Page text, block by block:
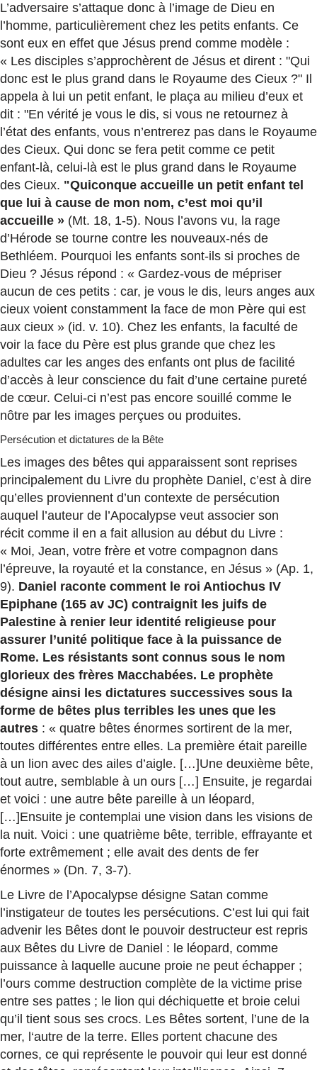
L’adversaire s’attaque donc à l’image de Dieu en
l’homme, particulièrement chez les petits enfants. Ce
sont eux en effet que Jésus prend comme modèle :
« Les disciples s’approchèrent de Jésus et dirent : "Qui
donc est le plus grand dans le Royaume des Cieux ?" Il
appela à lui un petit enfant, le plaça au milieu d’eux et
dit : "En vérité je vous le dis, si vous ne retournez à
l’état des enfants, vous n’entrerez pas dans le Royaume
des Cieux. Qui donc se fera petit comme ce petit
enfant-là, celui-là est le plus grand dans le Royaume
des Cieux. "Quiconque accueille un petit enfant tel
que lui à cause de mon nom, c’est moi qu’il
accueille » (Mt. 18, 1-5). Nous l’avons vu, la rage
d’Hérode se tourne contre les nouveaux-nés de
Bethléem. Pourquoi les enfants sont-ils si proches de
Dieu ? Jésus répond : « Gardez-vous de mépriser
aucun de ces petits : car, je vous le dis, leurs anges aux
cieux voient constamment la face de mon Père qui est
aux cieux » (id. v. 10). Chez les enfants, la faculté de
voir la face du Père est plus grande que chez les
adultes car les anges des enfants ont plus de facilité
d’accès à leur conscience du fait d’une certaine pureté
de cœur. Celui-ci n’est pas encore souillé comme le
nôtre par les images perçues ou produites.
Persécution et dictatures de la Bête
Les images des bêtes qui apparaissent sont reprises
principalement du Livre du prophète Daniel, c’est à dire
qu’elles proviennent d’un contexte de persécution
auquel l’auteur de l’Apocalypse veut associer son
récit comme il en a fait allusion au début du Livre :
« Moi, Jean, votre frère et votre compagnon dans
l’épreuve, la royauté et la constance, en Jésus » (Ap. 1,
9). Daniel raconte comment le roi Antiochus IV
Epiphane (165 av JC) contraignit les juifs de
Palestine à renier leur identité religieuse pour
assurer l’unité politique face à la puissance de
Rome. Les résistants sont connus sous le nom
glorieux des frères Macchabées. Le prophète
désigne ainsi les dictatures successives sous la
forme de bêtes plus terribles les unes que les
autres : « quatre bêtes énormes sortirent de la mer,
toutes différentes entre elles. La première était pareille
à un lion avec des ailes d’aigle. […]Une deuxième bête,
tout autre, semblable à un ours […] Ensuite, je regardai
et voici : une autre bête pareille à un léopard,
[…]Ensuite je contemplai une vision dans les visions de
la nuit. Voici : une quatrième bête, terrible, effrayante et
forte extrêmement ; elle avait des dents de fer
énormes » (Dn. 7, 3-7).
Le Livre de l’Apocalypse désigne Satan comme
l’instigateur de toutes les persécutions. C’est lui qui fait
advenir les Bêtes dont le pouvoir destructeur est repris
aux Bêtes du Livre de Daniel : le léopard, comme
puissance à laquelle aucune proie ne peut échapper ;
l’ours comme destruction complète de la victime prise
entre ses pattes ; le lion qui déchiquette et broie celui
qu’il tient sous ses crocs. Les Bêtes sortent, l’une de la
mer, l‘autre de la terre. Elles portent chacune des
cornes, ce qui représente le pouvoir qui leur est donné